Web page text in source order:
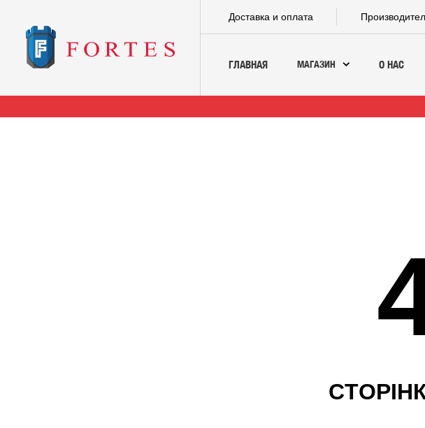
Доставка и оплата
ГЛАВНАЯ МАГАЗИН О НАС
СТОРІН